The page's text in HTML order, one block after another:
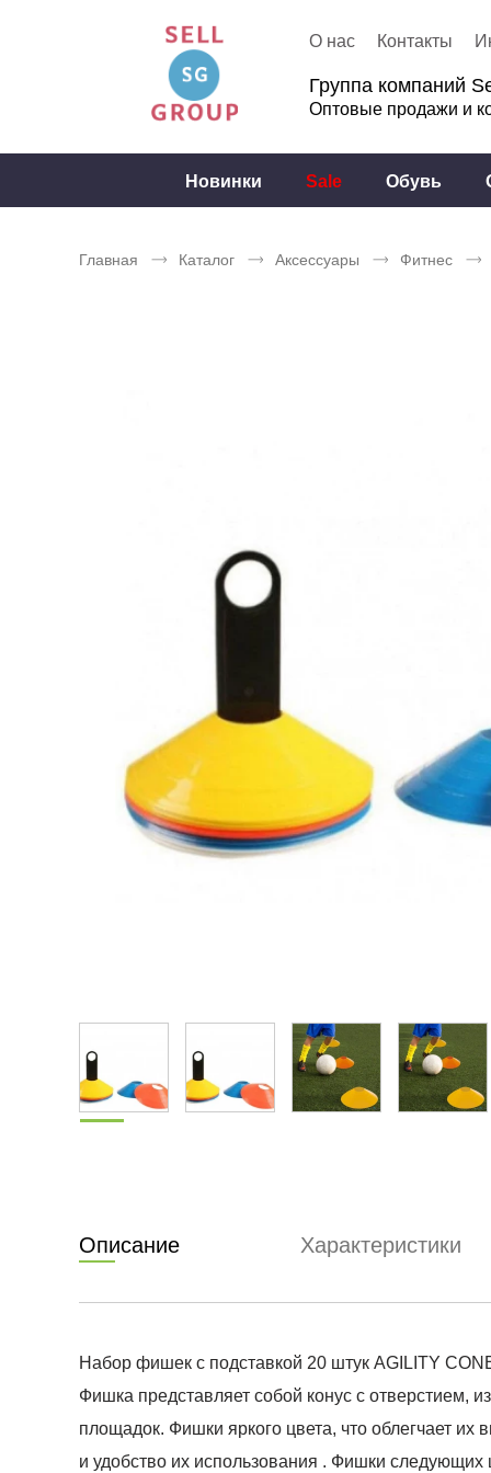
О нас Контакты
Группа компаний
Оптовые продажи и
Новинки Sale Обувь
Главная Каталог Аксессуары Фитнес
Описание Характеристики
Набор фишек с подставкой 20 штук AGILITY
Фишка представляет собой конус с отверстием,
площадок. Фишки яркого цвета, что облегчает
и удобство их использования . Фишки